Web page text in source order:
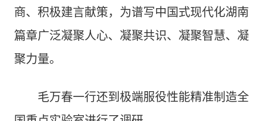
商、积极建言献策，为谱写中国式现代化湖南
篇章广泛凝聚人心、凝聚共识、凝聚智慧、凝
聚力量。
毛万春一行还到极端服役性能精准制造全